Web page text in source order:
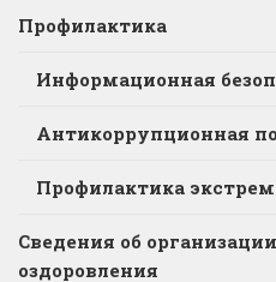
Профилактика
Информационная
Антикоррупционная
Профилактика
Сведения об
оздоровления